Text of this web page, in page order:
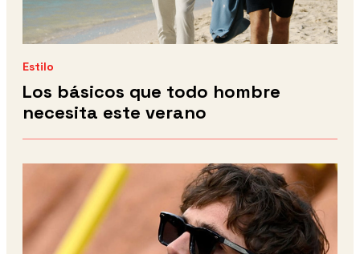
Estilo
Los básicos que todo hombre
necesita este verano